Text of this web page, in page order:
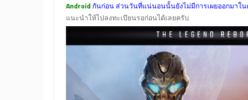
Android กันก่อน ส่วนวันที่แน่นอนนั้นยังไม่มีการเผยออกมาใ
แนะนำให้ไปลงทะเบียนรอก่อนได้เลยครับ